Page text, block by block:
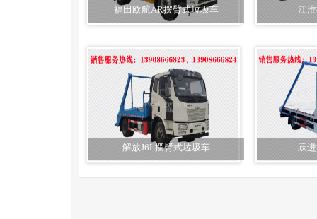
福田欧航AR摆臂式垃圾车 江
解放J6L摆臂式垃圾车 跃